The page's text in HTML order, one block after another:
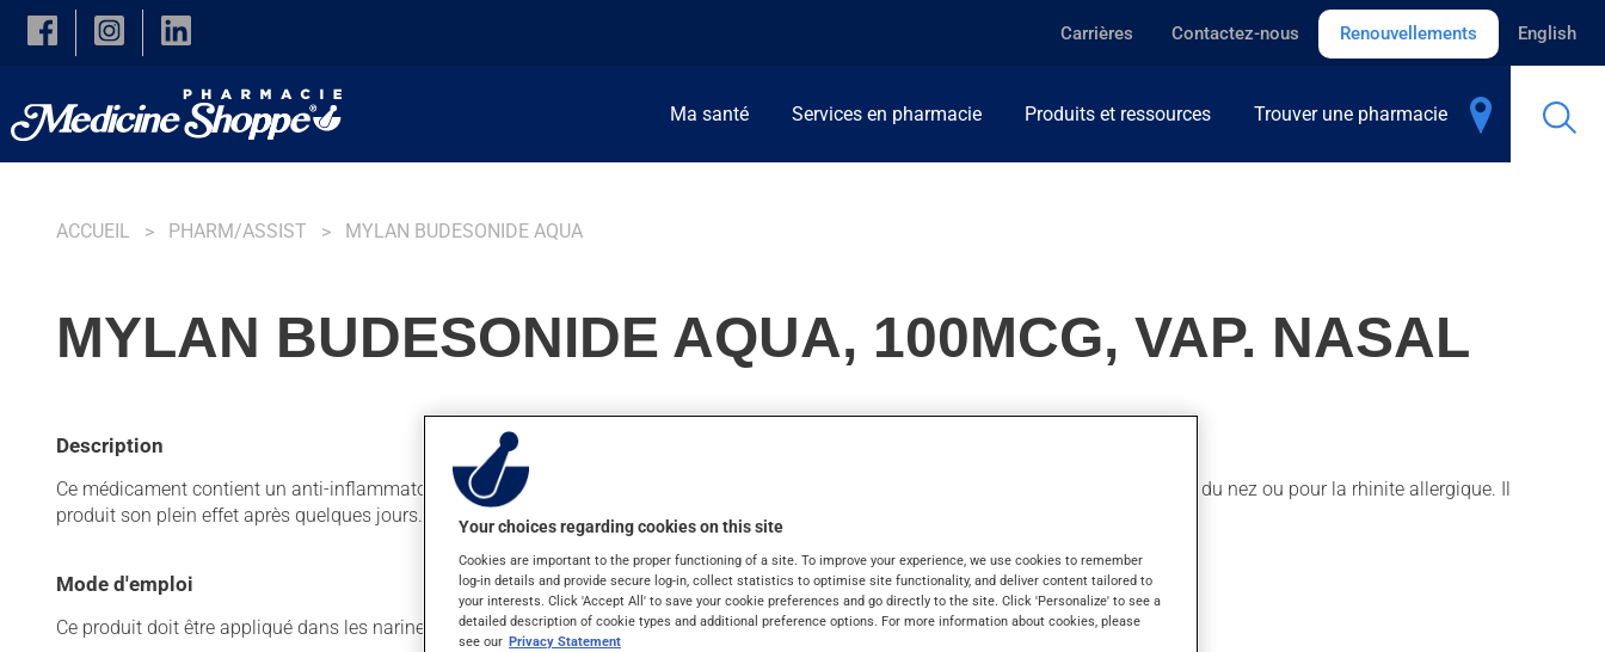
Skip to main content
Carrières Contactez-nous Renouvellements English
Ma santé Services en pharmacie Produits et ressources Trouver une pharmacie
ACCUEIL PHARM/ASSIST MYLAN BUDESONIDE AQUA
MYLAN BUDESONIDE AQUA, 100MCG, VAP. NASAL
Description
Ce médicament contient un anti-inflammatoire de la famille de la cortisone (corticostéroïde). Habituellement, on l'utilise pour les polypes du nez ou pour la rhinite allergique. Il
produit son plein effet après quelques jours.
Mode d'emploi
Ce produit doit être appliqué dans les narines. Pour l'utiliser :
Your choices regarding cookies on this site
Cookies are important to the proper functioning of a site. To improve your experience, we use cookies to remember
log-in details and provide secure log-in, collect statistics to optimise site functionality, and deliver content tailored to
your interests. Click 'Accept All' to save your cookie preferences and go directly to the site. Click 'Personalize' to see a
detailed description of cookie types and additional preference options. For more information about cookies, please
see our Privacy Statement